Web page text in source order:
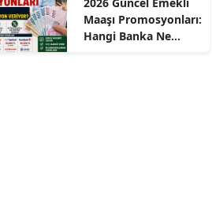
2026 Güncel Emekli
Maaşı Promosyonları:
Hangi Banka Ne